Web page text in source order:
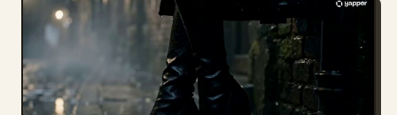
พรอมต์
ราคา